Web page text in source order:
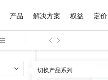
产品 解决方案 权益 定价
切换产品系列
精选产品
大模型服务平台百炼
精选解决方案
千问办公，解锁你的工
普惠上云
普惠上云 官方力荐
产品定价
了解云产品的定价详情
精选商城
网站建设
成为销售伙伴
分销伙伴
售前咨询
在线服务
为什么选择阿里云
什么是云计算